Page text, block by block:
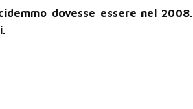
dovesse essere nel 2008.